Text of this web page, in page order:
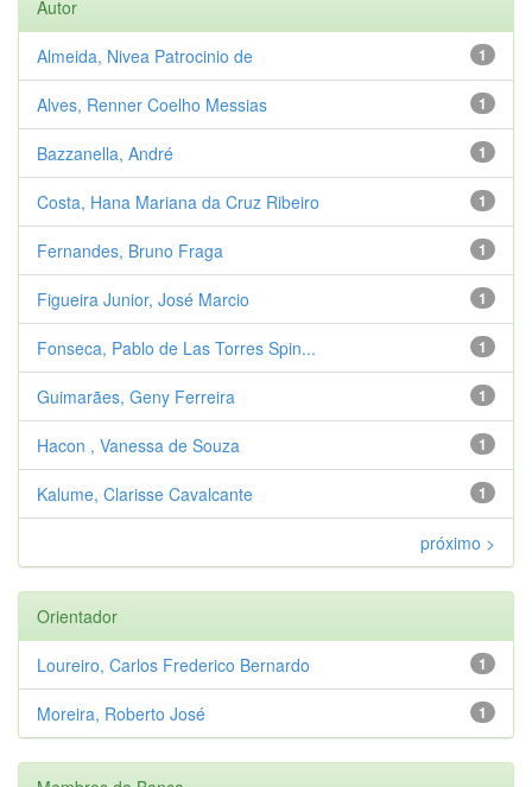
Autor
1
Almeida, Nivea Patrocinio de
1
Alves, Renner Coelho Messias
1
Bazzanella, André
1
Costa, Hana Mariana da Cruz Ribeiro
1
Fernandes, Bruno Fraga
1
Figueira Junior, José Marcio
1
Fonseca, Pablo de Las Torres Spin...
1
Guimarães, Geny Ferreira
1
Hacon , Vanessa de Souza
1
Kalume, Clarisse Cavalcante
próximo >
Orientador
1
Loureiro, Carlos Frederico Bernardo
1
Moreira, Roberto José